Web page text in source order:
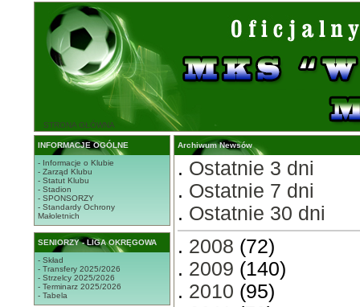
STRONA GŁÓWNA
INFORMACJE OGÓLNE
- Informacje o Klubie
- Zarząd Klubu
- Statut Klubu
- Stadion
- SPONSORZY
- Standardy Ochrony
Małoletnich
SENIORZY - LIGA OKRĘGOWA
- Skład
- Transfery 2025/2026
- Strzelcy 2025/2026
- Terminarz 2025/2026
- Tabela
Archiwum Newsów
. Ostatnie 3 dni
. Ostatnie 7 dni
. Ostatnie 30 dni
. 2008 (72)
. 2009 (140)
. 2010 (95)